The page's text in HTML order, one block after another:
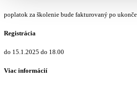
poplatok za školenie bude fakturovaný po
Registrácia
do 15.1.2025 do 18.00
Viac informácií